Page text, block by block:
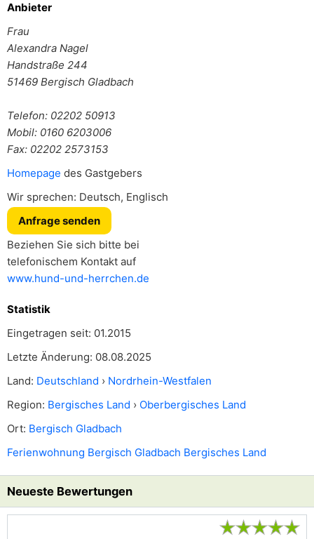
Anbieter
Frau
Alexandra Nagel
Handstraße 244
51469 Bergisch Gladbach
Telefon: 02202 50913
Mobil: 0160 6203006
Fax: 02202 2573153
Homepage des Gastgebers
Wir sprechen: Deutsch, Englisch
Anfrage senden
Beziehen Sie sich bitte bei
telefonischem Kontakt auf
www.hund-und-herrchen.de
Statistik
Eingetragen seit: 01.2015
Letzte Änderung: 08.08.2025
Land: Deutschland › Nordrhein-Westfalen
Region: Bergisches Land › Oberbergisches Land
Ort: Bergisch Gladbach
Ferienwohnung Bergisch Gladbach Bergisches Land
Neueste Bewertungen
★★★★★